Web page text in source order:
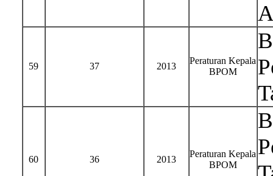
59 37 2013
Peraturan Kepala
BPOM
60 36 2013
Peraturan Kepala
BPOM